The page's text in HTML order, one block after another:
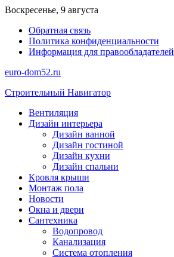
Перейти
содержимому
Воскресенье, 9 августа
Обратная связь
Политика конфиденциальности
Информация для правообладателей
euro-dom52.ru
Строительный Навигатор
Вентиляция
Дизайн интерьера
Дизайн ванной
Дизайн гостиной
Дизайн кухни
Дизайн спальни
Кровля крыши
Монтаж пола
Новости
Окна и двери
Сантехника
Водопровод
Канализация
Система отопления